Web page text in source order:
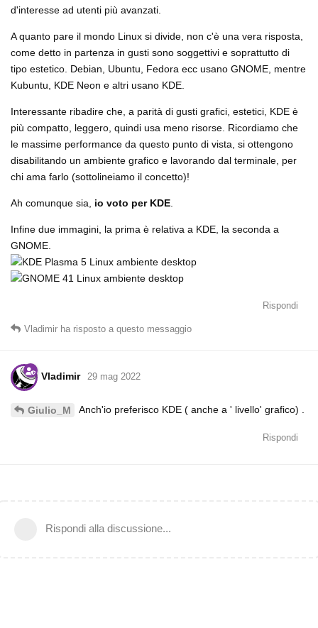
d'interesse ad utenti più avanzati.
A quanto pare il mondo Linux si divide, non c'è una vera risposta,
come detto in partenza in gusti sono soggettivi e soprattutto di
tipo estetico. Debian, Ubuntu, Fedora ecc usano GNOME, mentre
Kubuntu, KDE Neon e altri usano KDE.
Interessante ribadire che, a parità di gusti grafici, estetici, KDE è
più compatto, leggero, quindi usa meno risorse. Ricordiamo che
le massime performance da questo punto di vista, si ottengono
disabilitando un ambiente grafico e lavorando dal terminale, per
chi ama farlo (sottolineiamo il concetto)!
Ah comunque sia, io voto per KDE
Infine due immagini, la prima è relativa a KDE, la seconda a
GNOME.
Rispondi
Vladimir ha risposto a questo messaggio
Vladimir 29 mag 2022
Giulio_M Anch'io preferisco KDE ( anche a ' livello' grafico) .
Rispondi
Rispondi alla discussione...